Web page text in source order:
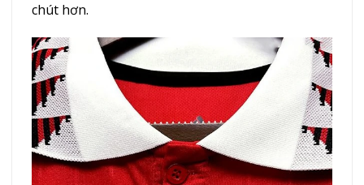
chút hơn.